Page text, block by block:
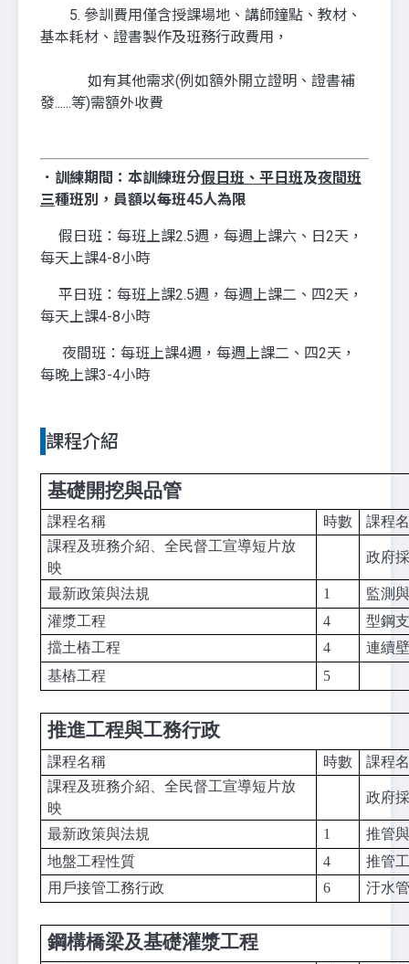
5. 參訓費用僅含授課場地、講師鐘點、教材、
基本耗材、證書製作及班務行政費用，
如有其他需求(例如額外開立證明、證書補
發......等)需額外收費
．訓練期間： 本訓練班分假日班、平日班及夜間班
三種班別，員額以每班45人為限
假日班：每班上課2.5週，每週上課六、日2天，
每天上課4-8小時
平日班：每班上課2.5週，每週上課二、四2天，
每天上課4-8小時
夜間班：每班上課4週，每週上課二、四2天，
每晚上課3-4小時
課程介紹
基礎開挖與品管
課程名稱 時數
課程
課程及班務介紹、全民督工宣導短片放
映
政府
最新政策與法規 1
監測
灌漿工程
4
型鋼
擋土樁工程
4
連續
基樁工程
5
推進工程與工務行政
課程名稱 時數
課程
課程及班務介紹、全民督工宣導短片放
映
政府
最新政策與法規 1
推管
地盤工程性質
4
推管
用戶接管工務行政
6 汙水
鋼構橋梁及基礎灌漿工程